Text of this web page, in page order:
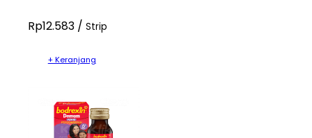
Rp12.583 / Strip
+ Keranjang